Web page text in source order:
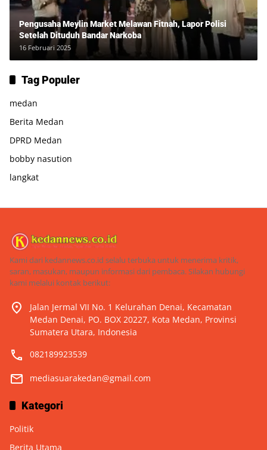
Pengusaha Meylin Market Melawan Fitnah, Lapor Polisi
Setelah Dituduh Bandar Narkoba
16 Februari 2025
Tag Populer
medan
Berita Medan
DPRD Medan
bobby nasution
langkat
Kami dari kedannews.co.id selalu terbuka untuk menerima kritik,
saran, masukan, maupun informasi dari pembaca. Silakan hubungi
kami melalui kontak berikut:
Jalan Jermal VII No. 1 Kelurahan Denai, Kecamatan
Medan Denai, PO. BOX 20227, Kota Medan, Provinsi
Sumatera Utara, Indonesia
082189923539
mediasuarakedan@gmail.com
Kategori
Politik
Berita Utama